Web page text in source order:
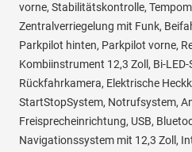
vorne, Stabilitätskontrolle,
Zentralverriegelung mit Funk,
Parkpilot hinten, Parkpilot vorne,
Kombiinstrument 12,3 Zoll, Bi-
Rückfahrkamera, Elektrische
StartStopSystem, Notrufsystem,
Freisprecheinrichtung, USB,
Navigationssystem mit 12,3 Zoll,